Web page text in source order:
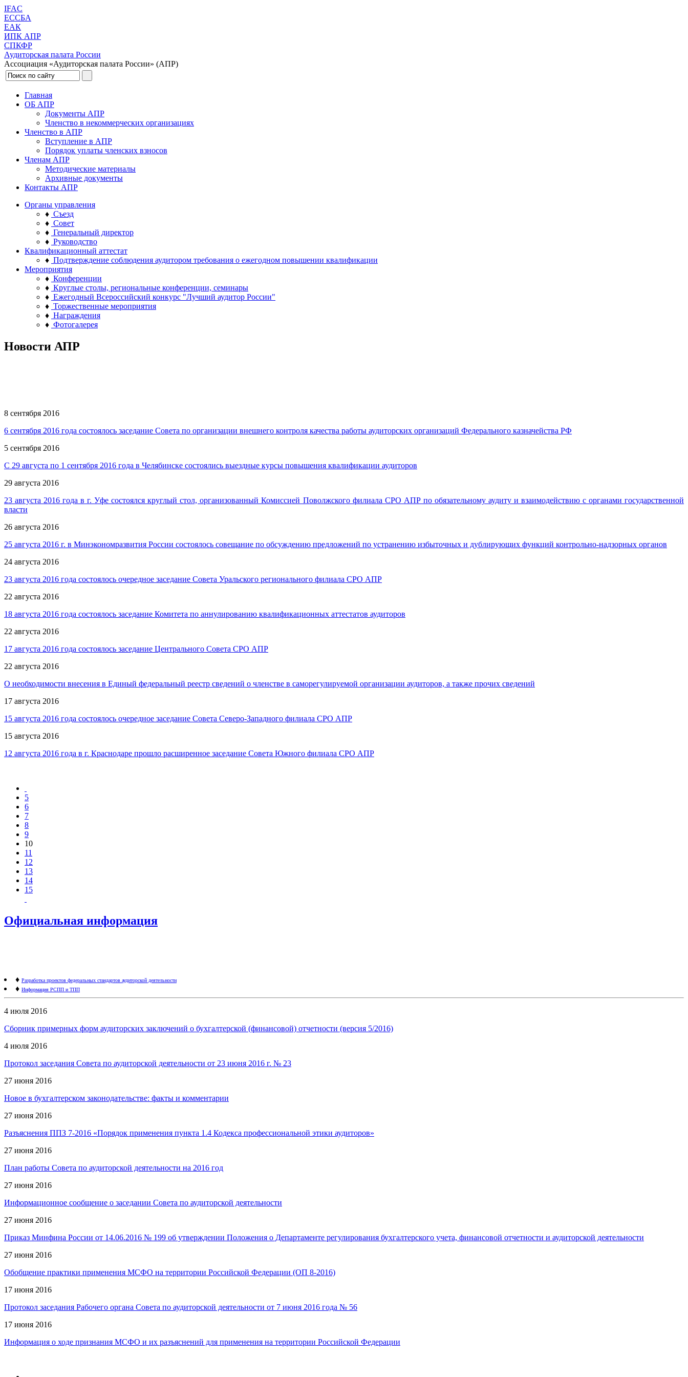
IFAC
ЕССБА
ЕАК
ИПК АПР
СПКФР
Аудиторская палата России
Ассоциация «Аудиторская палата России» (АПР)
Главная
ОБ АПР
Документы АПР
Членство в некоммерческих организациях
Членство в АПР
Вступление в АПР
Порядок уплаты членских взносов
Членам АПР
Методические материалы
Архивные документы
Контакты АПР
Органы управления
♦ Съезд
♦ Совет
♦ Генеральный директор
♦ Руководство
Квалификационный аттестат
♦ Подтверждение соблюдения аудитором требования о ежегодном повышении квалификации
Мероприятия
♦ Конференции
♦ Круглые столы, региональные конференции, семинары
♦ Ежегодный Всероссийский конкурс "Лучший аудитор России"
♦ Торжественные мероприятия
♦ Награждения
♦ Фотогалерея
Новости АПР
8 сентября 2016
6 сентября 2016 года состоялось заседание Совета по организации внешнего контроля качества работы аудиторских организаций Федерального казначейства РФ
5 сентября 2016
С 29 августа по 1 сентября 2016 года в Челябинске состоялись выездные курсы повышения квалификации аудиторов
29 августа 2016
23 августа 2016 года в г. Уфе состоялся круглый стол, организованный Комиссией Поволжского филиала СРО АПР по обязательному аудиту и взаимодействию с органами государственной
власти
26 августа 2016
25 августа 2016 г. в Минэкономразвития России состоялось совещание по обсуждению предложений по устранению избыточных и дублирующих функций контрольно-надзорных органов
24 августа 2016
23 августа 2016 года состоялось очередное заседание Совета Уральского регионального филиала СРО АПР
22 августа 2016
18 августа 2016 года состоялось заседание Комитета по аннулированию квалификационных аттестатов аудиторов
22 августа 2016
17 августа 2016 года состоялось заседание Центрального Совета СРО АПР
22 августа 2016
О необходимости внесения в Единый федеральный реестр сведений о членстве в саморегулируемой организации аудиторов, а также прочих сведений
17 августа 2016
15 августа 2016 года состоялось очередное заседание Совета Северо-Западного филиала СРО АПР
15 августа 2016
12 августа 2016 года в г. Краснодаре прошло расширенное заседание Совета Южного филиала СРО АПР
5
6
7
8
9
10
11
12
13
14
15
Официальная информация
♦ Разработка проектов федеральных стандартов аудиторской деятельности
♦ Информация РСПП и ТПП
4 июля 2016
Сборник примерных форм аудиторских заключений о бухгалтерской (финансовой) отчетности (версия 5/2016)
4 июля 2016
Протокол заседания Совета по аудиторской деятельности от 23 июня 2016 г. № 23
27 июня 2016
Новое в бухгалтерском законодательстве: факты и комментарии
27 июня 2016
Разъяснения ППЗ 7-2016 «Порядок применения пункта 1.4 Кодекса профессиональной этики аудиторов»
27 июня 2016
План работы Совета по аудиторской деятельности на 2016 год
27 июня 2016
Информационное сообщение о заседании Совета по аудиторской деятельности
27 июня 2016
Приказ Минфина России от 14.06.2016 № 199 об утверждении Положения о Департаменте регулирования бухгалтерского учета, финансовой отчетности и аудиторской деятельности
27 июня 2016
Обобщение практики применения МСФО на территории Российской Федерации (ОП 8-2016)
17 июня 2016
Протокол заседания Рабочего органа Совета по аудиторской деятельности от 7 июня 2016 года № 56
17 июня 2016
Информация о ходе признания МСФО и их разъяснений для применения на территории Российской Федерации